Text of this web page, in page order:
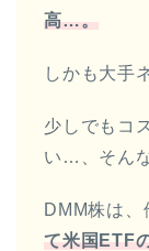
高…。
しかも大手
少しでもコ
い…、そん
DMM株は、
て米国ETF